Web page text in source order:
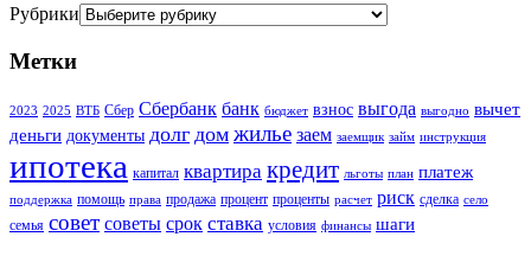
Рубрики
Метки
2023 2025 ВТБ Сбер Сбербанк банк бюджет взнос выгода выгодно вычет
деньги документы долг дом жилье заем заемщик займ инструкция
ипотека капитал квартира кредит льготы план платеж
поддержка помощь права продажа процент проценты расчет риск сделка село
семья совет советы срок ставка условия финансы шаги